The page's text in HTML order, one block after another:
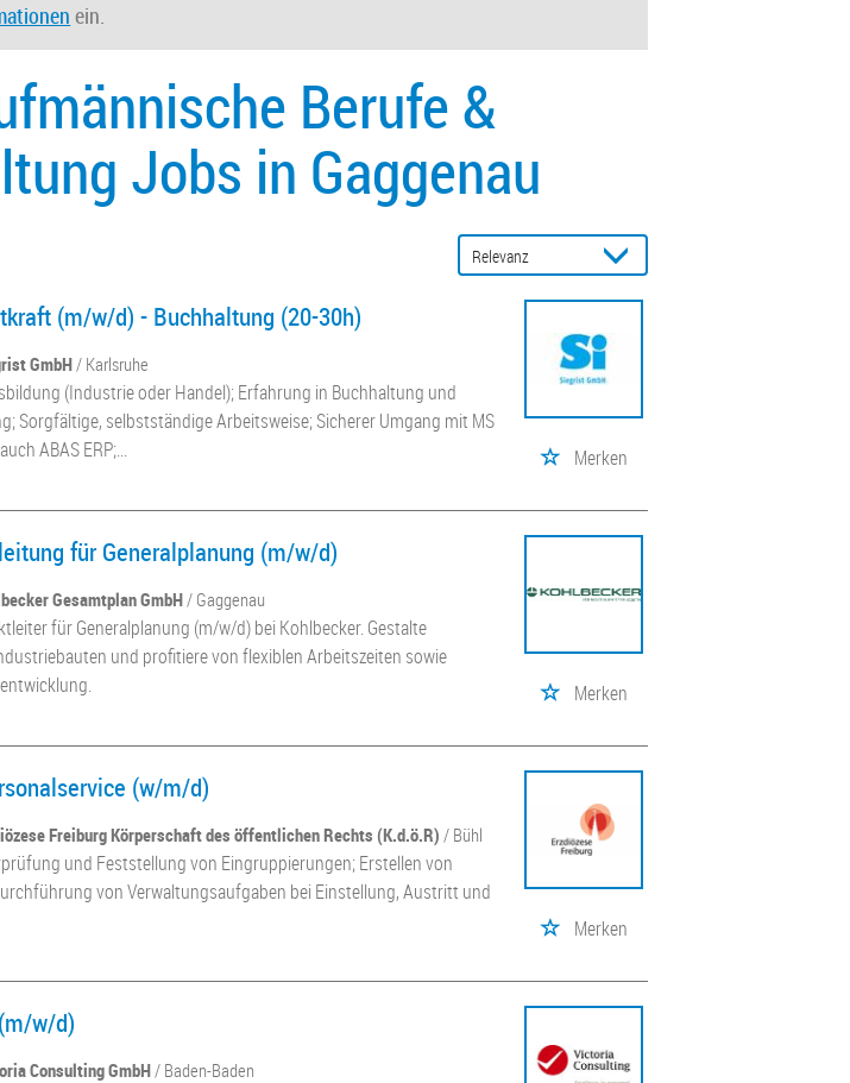
ein.
Berufe &
Jobs in Gaggenau
(m/w/d) - Buchhaltung (20-30h)
GmbH/ Karlsruhe
(Industrie oder Handel); Erfahrung in Buchhaltung und
Sorgfältige, selbstständige Arbeitsweise; Sicherer Umgang mit MS
ABAS ERP;...
Merken
für Generalplanung (m/w/d)
Gesamtplan GmbH/ Gaggenau
für Generalplanung (m/w/d) bei Kohlbecker. Gestalte
und profitiere von flexiblen Arbeitszeiten sowie
Merken
(w/m/d)
Freiburg Körperschaft des öffentlichen Rechts (K.d.ö.R) / Bühl
und Feststellung von Eingruppierungen; Erstellen von
von Verwaltungsaufgaben bei Einstellung, Austritt und
Merken
w/d)
Consulting GmbH/ Baden-Baden